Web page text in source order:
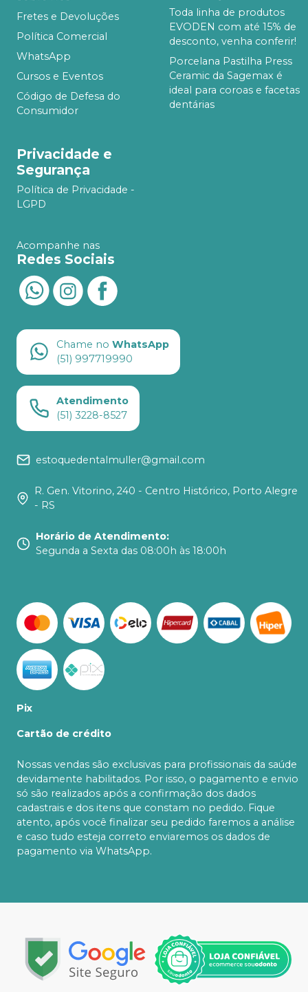
Fretes e Devoluções
Política Comercial
WhatsApp
Cursos e Eventos
Código de Defesa do
Consumidor
Toda linha de produtos
EVODEN com até 15% de
desconto, venha conferir!
Porcelana Pastilha Press
Ceramic da Sagemax é
ideal para coroas e facetas
dentárias
Privacidade e
Segurança
Política de Privacidade -
LGPD
Acompanhe nas
Redes Sociais
Chame no WhatsApp
(51) 997719990
Atendimento
(51) 3228-8527
estoquedentalmuller@gmail.com
R. Gen. Vitorino, 240 - Centro Histórico, Porto Alegre
- RS
Horário de Atendimento:
Segunda a Sexta das 08:00h às 18:00h
Pix
Cartão de crédito
Nossas vendas são exclusivas para profissionais da saúde
devidamente habilitados. Por isso, o pagamento e envio
só são realizados após a confirmação dos dados
cadastrais e dos itens que constam no pedido. Fique
atento, após você finalizar seu pedido faremos a análise
e caso tudo esteja correto enviaremos os dados de
pagamento via WhatsApp.